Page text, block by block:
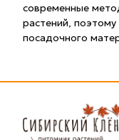
современные
растений,
посадочного